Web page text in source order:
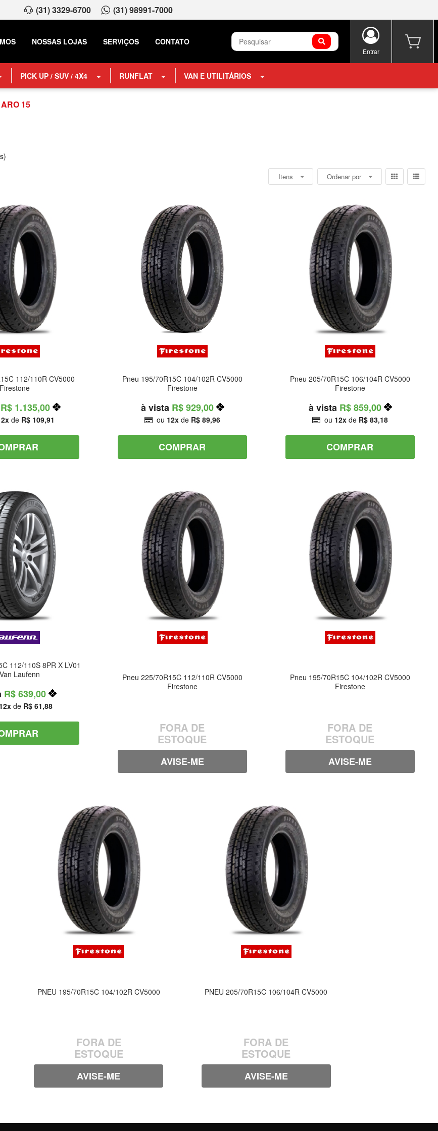
(31) 3329-6700 (31) 98991-7000
NOSSAS LOJAS SERVIÇOS CONTATO
Entrar
PICK UP / SUV / 4X4 RUNFLAT VAN E UTILITÁRIOS
ARO 15
Itens Ordenar por
112/110R CV5000
Firestone
R$ 1.135,00
de R$ 109,91
Pneu 195/70R15C 104/102R CV5000
Firestone
R$ 929,00
ou 12 de R$ 89,96
COMPRAR
Pneu 205/70R15C 106/104R CV5000
Firestone
R$ 859,00
ou 12 de R$ 83,18
COMPRAR
112/110S 8PR X LV01
Laufenn
R$ 639,00
12 de R$ 61,88
Pneu 225/70R15C 112/110R CV5000
Firestone
FORA DE
ESTOQUE
AVISE-ME
Pneu 195/70R15C 104/102R CV5000
Firestone
FORA DE
ESTOQUE
AVISE-ME
PNEU 195/70R15C 104/102R CV5000
FORA DE
ESTOQUE
AVISE-ME
PNEU 205/70R15C 106/104R CV5000
FORA DE
ESTOQUE
AVISE-ME